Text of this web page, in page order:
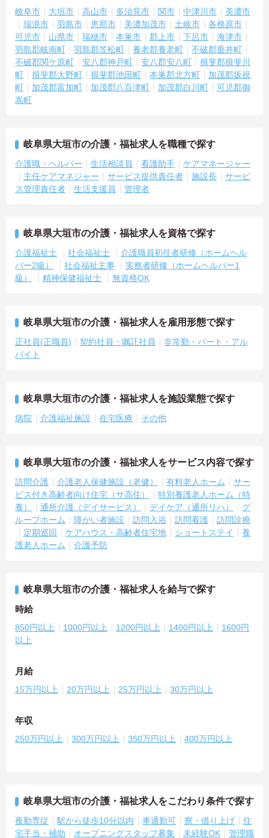
岐阜市 大垣市 高山市 多治見市 関市 中津川市
美濃市
瑞浪市
羽島市 恵那市 美濃加茂市 土岐市
各務原市
可児市
山県市 瑞穂市 本巣市 郡上市 下呂市
海津市
羽島郡岐南町
羽島郡笠松町 養老郡養老町
不破郡垂井町
不破郡関ケ原町
安八郡神戸町 安八郡安八町
揖斐郡揖斐川
町
揖斐郡大野町 揖斐郡池田町 本巣郡北方町
加茂郡坂祝
町
加茂郡富加町 加茂郡八百津町 加茂郡白川町
可児郡御
嵩町
岐阜県大垣市の介護・福祉求人を職種で探す
介護職・ヘルパー 生活相談員 看護助手
ケアマネージャー
主任ケアマネジャー
サービス提供責任者 施設長
サービ
ス管理責任者
生活支援員 管理者
岐阜県大垣市の介護・福祉求人を資格で探す
介護福祉士 社会福祉士
介護職員初任者研修（ホームヘル
パー2級）
社会福祉主事
実務者研修（ホームヘルパー1
級）
精神保健福祉士 無資格OK
岐阜県大垣市の介護・福祉求人を雇用形態で探す
正社員(正職員) 契約社員・嘱託社員
非常勤・パート・アル
バイト
岐阜県大垣市の介護・福祉求人を施設業態で探す
病院 介護福祉施設 在宅医療 その他
岐阜県大垣市の介護・福祉求人をサービス内容で探す
訪問介護 介護老人保健施設（老健） 有料老人ホーム
サー
ビス付き高齢者向け住宅（サ高住）
特別養護老人ホーム（特
養）
通所介護（デイサービス） デイケア（通所リハ）
グ
ループホーム
障がい者施設 訪問入浴 訪問看護
訪問診療
定期巡回
ケアハウス・高齢者住宅地 ショートステイ
養
護老人ホーム
介護予防
岐阜県大垣市の介護・福祉求人を給与で探す
時給
850円以上 1000円以上 1200円以上 1400円以上
1600円
以上
月給
15万円以上 20万円以上 25万円以上 30万円以上
年収
250万円以上 300万円以上 350万円以上 400万円以上
岐阜県大垣市の介護・福祉求人をこだわり条件で探す
夜勤専従 駅から徒歩10分以内 車通勤可 寮・借り上げ
住
宅手当・補助
オープニングスタッフ募集 未経験OK
管理職